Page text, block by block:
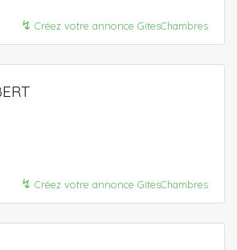
↯ Créez votre annonce GitesChambres
↯ Créez votre annonce GitesChambres